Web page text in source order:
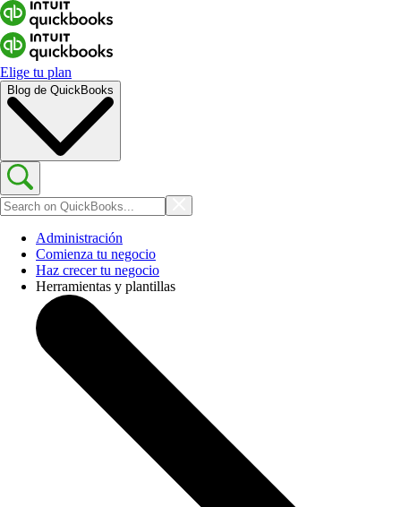
Elige tu plan
Blog de QuickBooks
Administración
Comienza tu negocio
Haz crecer tu negocio
Herramientas y plantillas